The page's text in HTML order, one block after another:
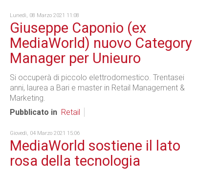
Lunedì, 08 Marzo 2021 11:08
Giuseppe Caponio (ex
MediaWorld) nuovo Category
Manager per Unieuro
Si occuperà di piccolo elettrodomestico. Trentasei
anni, laurea a Bari e master in Retail Management &
Marketing.
Pubblicato in Retail
Giovedì, 04 Marzo 2021 15:06
MediaWorld sostiene il lato
rosa della tecnologia